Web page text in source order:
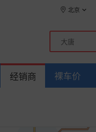
北京
经销商 裸车价